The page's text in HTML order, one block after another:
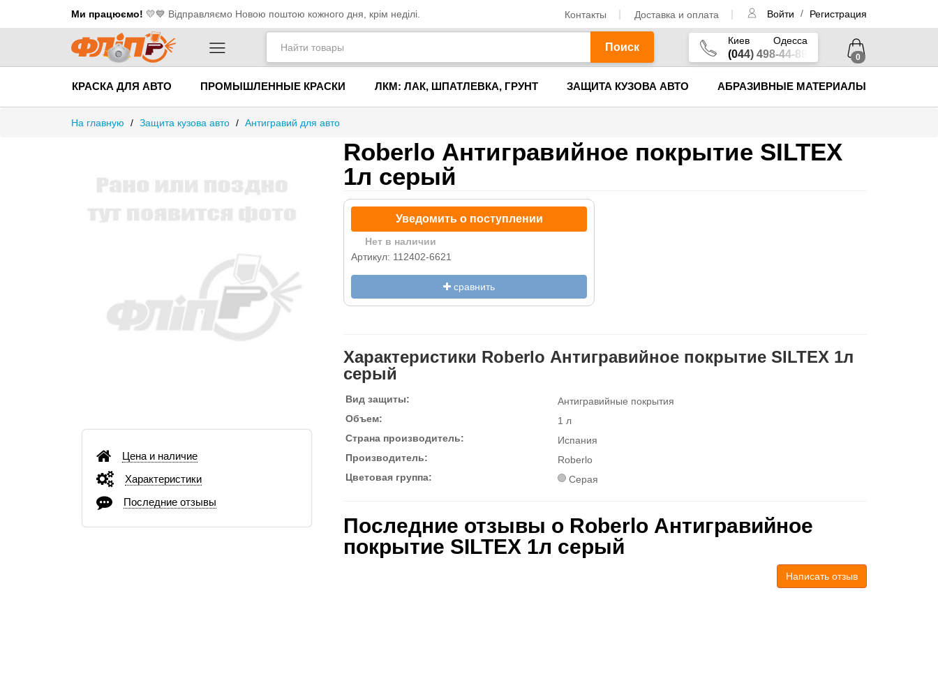
Ми працюємо! 💛​💙 Відправляємо Новою поштою кожного дня, крім неділі. Контакты Доставка и оплата Войти / Регистрация
Поиск
Киев Одесса
(044) 498-44-89 0
КРАСКА ДЛЯ АВТО ПРОМЫШЛЕННЫЕ КРАСКИ ЛКМ: ЛАК, ШПАТЛЕВКА, ГРУНТ ЗАЩИТА КУЗОВА АВТО АБРАЗИВНЫЕ МАТЕРИАЛЫ
На главную / Защита кузова авто / Антигравий для авто
Цена и наличие
Характеристики
Последние отзывы
Roberlo Антигравийное покрытие SILTEX
1л серый
Уведомить о поступлении
Нет в наличии
Артикул: 112402-6621
сравнить
Характеристики Roberlo Антигравийное покрытие SILTEX 1л
серый
Вид защиты:
Антигравийные покрытия
Объем:
1 л
Страна производитель:
Испания
Производитель:
Roberlo
Цветовая группа:
Серая
Последние отзывы о Roberlo Антигравийное
покрытие SILTEX 1л серый
Написать отзыв